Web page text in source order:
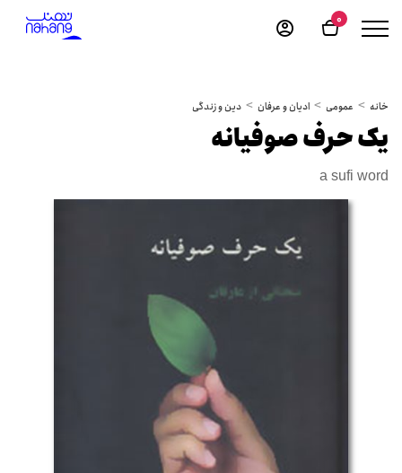
0
خانه عمومی ادیان و عرفان دین و زندگی
یک حرف صوفیانه
a sufi word